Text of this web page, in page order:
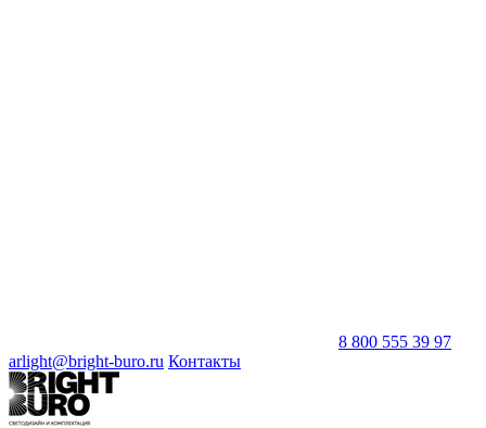
8 800 555 39 97
arlight@bright-buro.ru Контакты